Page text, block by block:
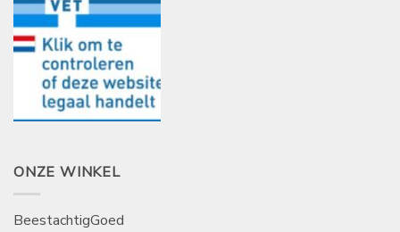
ONZE WINKEL
BeestachtigGoed